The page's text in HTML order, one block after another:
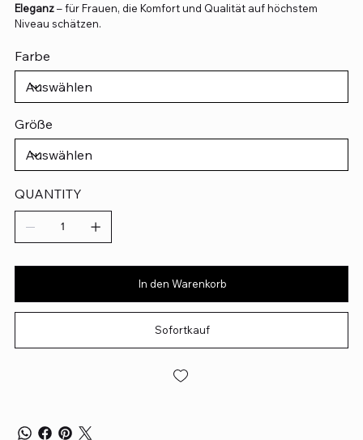
Eleganz– für Frauen, die Komfort und Qualität auf höchstem
Niveau schätzen.
Farbe
Größe
QUANTITY
In den Warenkorb
Sofortkauf